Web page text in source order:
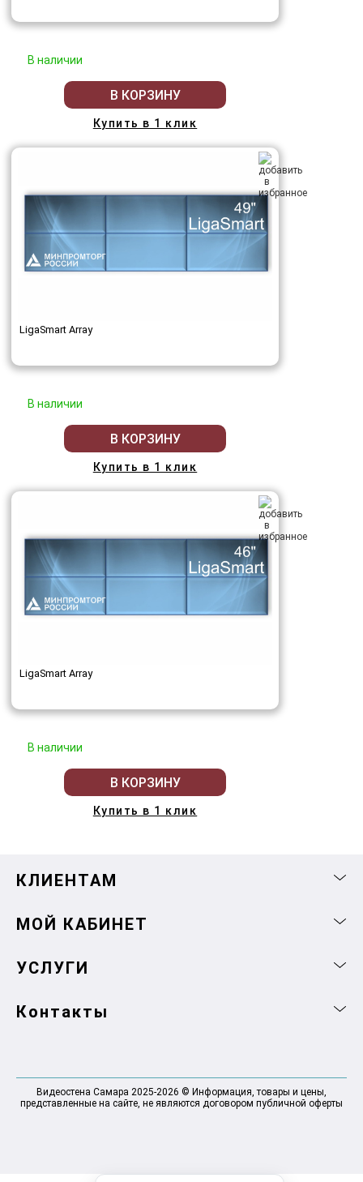
В наличии
В КОРЗИНУ
Купить в 1 клик
LigaSmart Array
В наличии
В КОРЗИНУ
Купить в 1 клик
LigaSmart Array
В наличии
В КОРЗИНУ
Купить в 1 клик
КЛИЕНТАМ
МОЙ КАБИНЕТ
УСЛУГИ
Контакты
Видеостена Самара 2025-2026 © Информация, товары и цены,
представленные на сайте, не являются договором публичной оферты